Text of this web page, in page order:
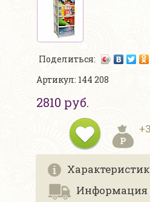
Поделиться:
Артикул: 144 208
2810 руб.
Информация